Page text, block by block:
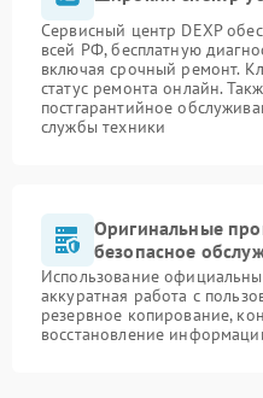
Сервисный центр DEXP
всей РФ, бесплатную
включая срочный ремонт.
статус ремонта онлайн.
постгарантийное
службы техники
Оригинальные
безопасное
Использование
аккуратная работа с
резервное копирование,
восстановление